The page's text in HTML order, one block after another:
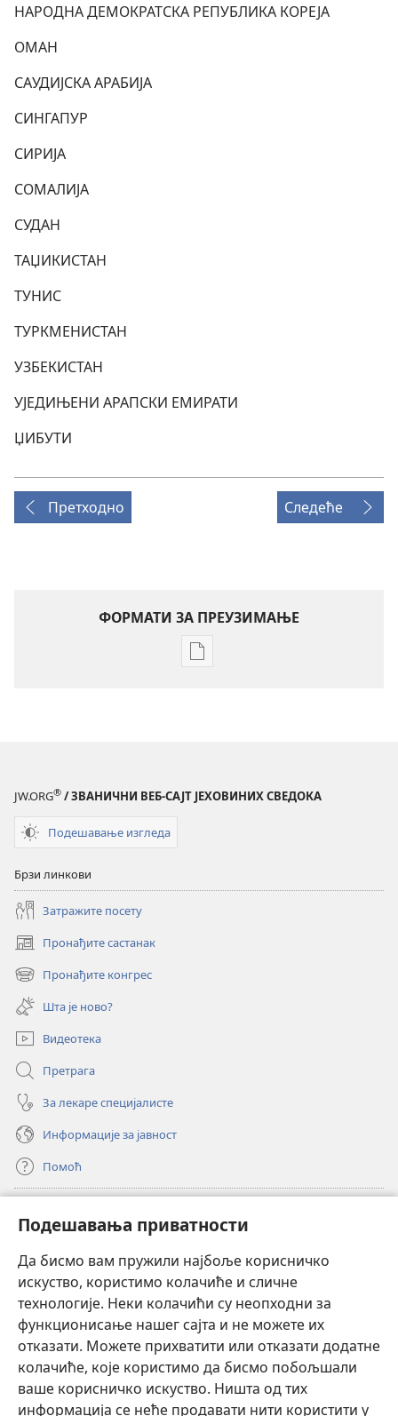
Подешавања приватности
Да бисмо вам пружили најбоље корисничко
искуство, користимо колачиће и сличне
технологије. Неки колачићи су неопходни за
функционисање нашег сајта и не можете их
отказати. Можете прихватити или отказати додатне
колачиће, које користимо да бисмо побољшали
ваше корисничко искуство. Ништа од тих
информација се неће продавати нити користити у
НАРОДНА ДЕМОКРАТСКА РЕПУБЛИКА КОРЕЈА
ОМАН
САУДИЈСКА АРАБИЈА
СИНГАПУР
СИРИЈА
СОМАЛИЈА
СУДАН
ТАЏИКИСТАН
ТУНИС
ТУРКМЕНИСТАН
УЗБЕКИСТАН
УЈЕДИЊЕНИ АРАПСКИ ЕМИРАТИ
ЏИБУТИ
Претходно Следеће
ФОРМАТИ ЗА ПРЕУЗИМАЊЕ
Формати
Јеховиних
JW.ORG® / ЗВАНИЧНИ ВЕБ-САЈТ ЈЕХОВИНИХ СВЕДОКА
Подешавање изгледа
Брзи линкови
Затражите посету
Пронађите састанак
(отвара
нови
прозор)
Пронађите конгрес
(отвара
нови
прозор)
Шта је ново?
Видеотека
Претрага
За лекаре специјалисте
Информације за јавност
Помоћ
(отвара
нови
прозор)ОНЛАЈН БИБЛИОТЕКА Watchtower
(отвара
нови
прозор)JW Hub®
(отвара
нови
прозор)JW Library
Watchtower Library ®